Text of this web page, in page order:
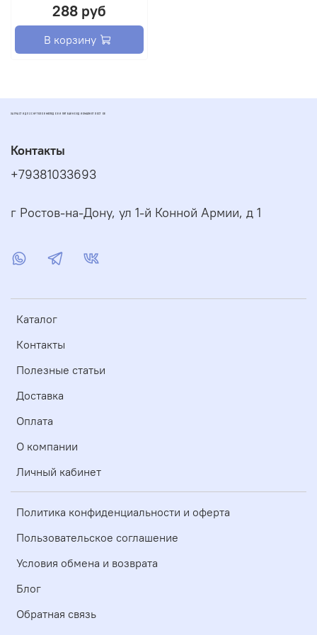
288 руб
В корзину
ЗАПЧАСТИ ДЛЯ СКУТЕРОВ МОПЕДОВ И ПИТБАЙКОВ ДИОМАРКЕТ РОСТОВ
Каталог
Контакты
Полезные статьи
Доставка
Оплата
О компании
Личный кабинет
Политика конфиденциальности и оферта
Пользовательское соглашение
Условия обмена и возврата
Блог
Обратная связь
Контакты
+79381033693
г Ростов-на-Дону, ул 1-й Конной Армии, д 1